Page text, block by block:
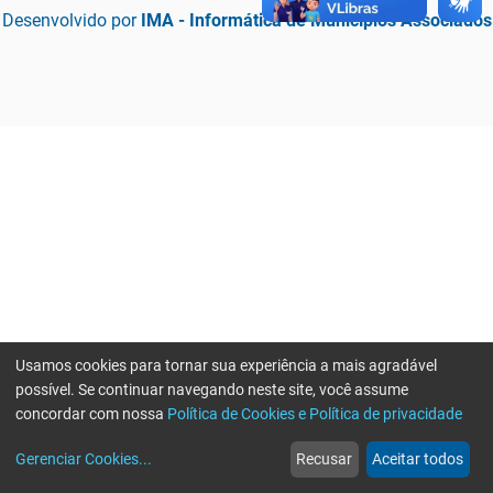
Desenvolvido por IMA - Informática de Municípios Associados
web
Notícias
more_horiz
Mais
Usamos cookies para tornar sua experiência a mais agradável
possível. Se continuar navegando neste site, você assume
concordar com nossa Política de Cookies e Política de privacidade
Gerenciar Cookies... Recusar Aceitar todos
Erro ao enviar informações, por favor tente novamente